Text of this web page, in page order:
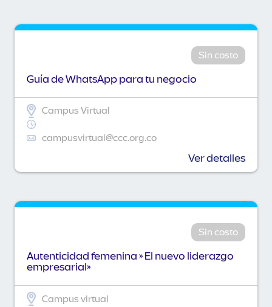
Sin costo
Guía de WhatsApp para tu negocio
Campus Virtual
campusvirtual@ccc.org.co
Ver detalles
Sin costo
Autenticidad femenina » El nuevo liderazgo
empresarial»
Campus virtual